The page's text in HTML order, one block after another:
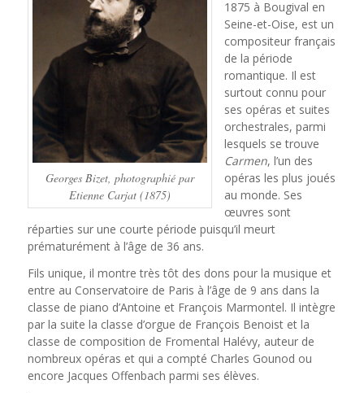
Georges Bizet, photographié par
Etienne Carjat (1875)
1875 à Bougival en
Seine-et-Oise, est un
compositeur français
de la période
romantique. Il est
surtout connu pour
ses opéras et suites
orchestrales, parmi
lesquels se trouve
Carmen, l’un des
opéras les plus joués
au monde. Ses
œuvres sont
réparties sur une courte période puisqu’il meurt
prématurément à l’âge de 36 ans.
Fils unique, il montre très tôt des dons pour la musique et
entre au Conservatoire de Paris à l’âge de 9 ans dans la
classe de piano d’Antoine et François Marmontel. Il intègre
par la suite la classe d’orgue de François Benoist et la
classe de composition de Fromental Halévy, auteur de
nombreux opéras et qui a compté Charles Gounod ou
encore Jacques Offenbach parmi ses élèves.